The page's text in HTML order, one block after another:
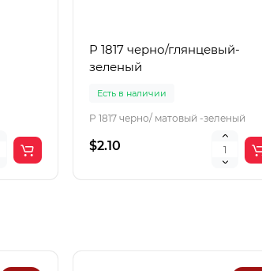
P 1817 черно/глянцевый-
зеленый
Есть в наличии
P 1817 черно/ матовый -зеленый
$2.10